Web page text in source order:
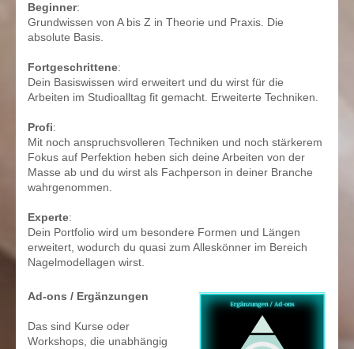
Beginner:
Grundwissen von A bis Z in Theorie und Praxis. Die
absolute Basis.
Fortgeschrittene:
Dein Basiswissen wird erweitert und du wirst für die
Arbeiten im Studioalltag fit gemacht. Erweiterte Techniken.
Profi:
Mit noch anspruchsvolleren Techniken und noch stärkerem
Fokus auf Perfektion heben sich deine Arbeiten von der
Masse ab und du wirst als Fachperson in deiner Branche
wahrgenommen.
Experte:
Dein Portfolio wird um besondere Formen und Längen
erweitert, wodurch du quasi zum Alleskönner im Bereich
Nagelmodellagen wirst.
Ad-ons / Ergänzungen
Das sind Kurse oder
Workshops, die unabhängig